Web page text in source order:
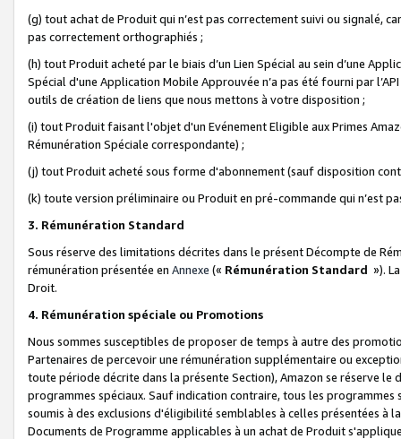
(g) tout achat de Produit qui n’est pas correctement suivi ou signalé,
pas correctement orthographiés ;
(h) tout Produit acheté par le biais d’un Lien Spécial au sein d’une
Spécial d'une Application Mobile Approuvée n’a pas été fourni par
outils de création de liens que nous mettons à votre disposition ;
(i) tout Produit faisant l'objet d'un Evénement Eligible aux Primes
Rémunération Spéciale correspondante) ;
(j) tout Produit acheté sous forme d'abonnement (sauf disposition
(k) toute version préliminaire ou Produit en pré-commande qui n’est
3. Rémunération Standard
Sous réserve des limitations décrites dans le présent Décompte de
rémunération présentée en Annexe (« Rémunération Standard »).
Droit.
4. Rémunération spéciale ou Promotions
Nous sommes susceptibles de proposer de temps à autre des
Partenaires de percevoir une rémunération supplémentaire ou
toute période décrite dans la présente Section), Amazon se réserve
programmes spéciaux. Sauf indication contraire, tous les
soumis à des exclusions d'éligibilité semblables à celles présentées à
Documents de Programme applicables à un achat de Produit